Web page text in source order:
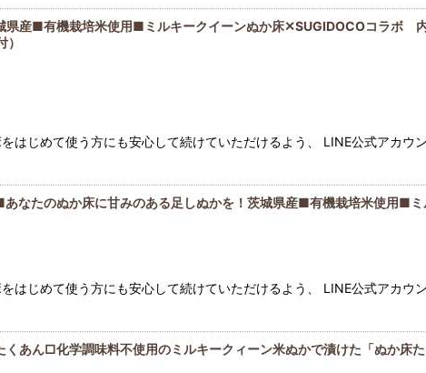
産■有機栽培米使用■ミルキークイーンぬか床✕SUGIDOCOコラボ
はじめて使う方にも安心して続けていただけるよう、 LINE公式アカウ
なたのぬか床に甘みのある足しぬかを！茨城県産■有機栽培米使用■
はじめて使う方にも安心して続けていただけるよう、 LINE公式アカウ
あん□化学調味料不使用のミルキークィーン米ぬかで漬けた「ぬか床た